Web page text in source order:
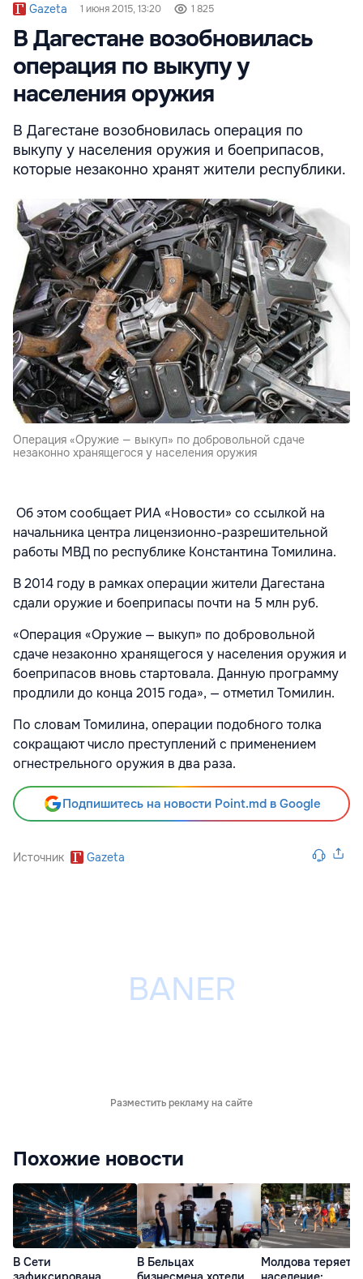
Gazeta 1 июня 2015, 13:20 1 825
В Дагестане возобновилась
операция по выкупу у
населения оружия
В Дагестане возобновилась операция по
выкупу у населения оружия и боеприпасов,
которые незаконно хранят жители республики.
Операция «Оружие — выкуп» по добровольной сдаче
незаконно хранящегося у населения оружия
Об этом сообщает РИА «Новости» со ссылкой на
начальника центра лицензионно-разрешительной
работы МВД по республике Константина Томилина.
В 2014 году в рамках операции жители Дагестана
сдали оружие и боеприпасы почти на 5 млн руб.
«Операция «Оружие — выкуп» по добровольной
сдаче незаконно хранящегося у населения оружия и
боеприпасов вновь стартовала. Данную программу
продлили до конца 2015 года», — отметил Томилин.
По словам Томилина, операции подобного толка
сокращают число преступлений с применением
огнестрельного оружия в два раза.
Подпишитесь на новости Point.md в Google
Источник Gazeta
Разместить рекламу на сайте
Похожие новости
В Сети
В Бельцах
Молдова теряет